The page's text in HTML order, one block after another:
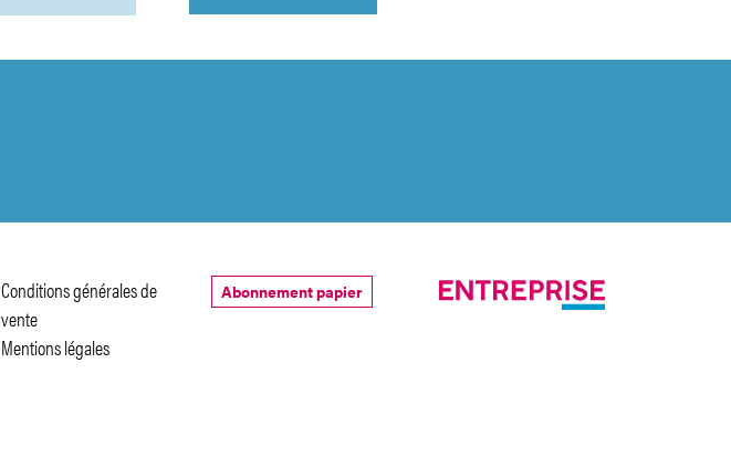
Conditions générales de
vente
Mentions légales
Abonnement papier